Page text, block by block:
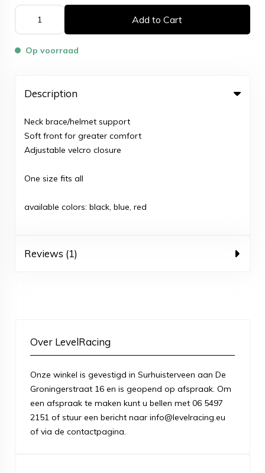
Add to Cart
Op voorraad
Description
Neck brace/helmet support
Soft front for greater comfort
Adjustable velcro closure
One size fits all
available colors: black, blue, red
Reviews (1)
Over LevelRacing
Onze winkel is gevestigd in Surhuisterveen aan De
Groningerstraat 16 en is geopend op afspraak. Om
een afspraak te maken kunt u bellen met 06 5497
2151 of stuur een bericht naar info@levelracing.eu
of via de contactpagina.